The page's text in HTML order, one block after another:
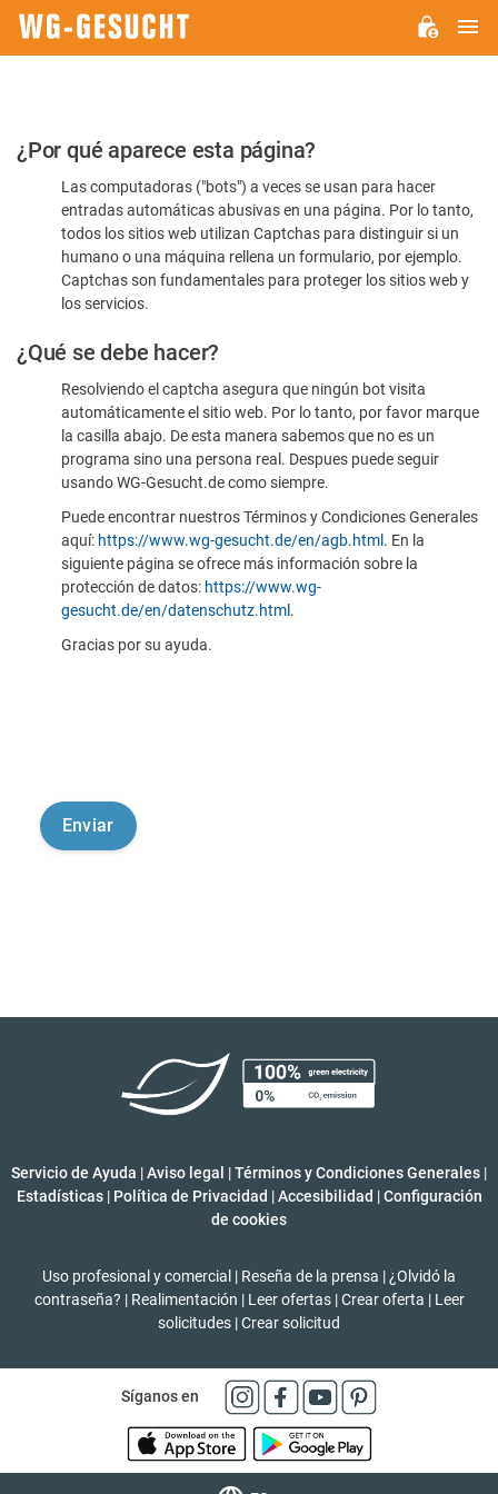
Por
favor,
confirme
humano
¿Por qué aparece esta página?
Las computadoras ("bots") a veces se usan para hacer
entradas automáticas abusivas en una página. Por lo tanto,
todos los sitios web utilizan Captchas para distinguir si un
humano o una máquina rellena un formulario, por ejemplo.
Captchas son fundamentales para proteger los sitios web y
los servicios.
¿Qué se debe hacer?
Resolviendo el captcha asegura que ningún bot visita
automáticamente el sitio web. Por lo tanto, por favor marque
la casilla abajo. De esta manera sabemos que no es un
programa sino una persona real. Despues puede seguir
usando WG-Gesucht.de como siempre.
Puede encontrar nuestros Términos y Condiciones Generales
aquí: https://www.wg-gesucht.de/en/agb.html . En la
siguiente página se ofrece más información sobre la
protección de datos: https://www.wg-
gesucht.de/en/datenschutz.html .
Gracias por su ayuda.
Servicio de Ayuda |Aviso legal |Términos y Condiciones Generales |
Estadísticas | Política de Privacidad | Accesibilidad | Configuración
de cookies
Uso profesional y comercial | Reseña de la prensa | ¿Olvidó la
contraseña? | Realimentación | Leer ofertas | Crear oferta | Leer
solicitudes |Crear solicitud
Síganos en